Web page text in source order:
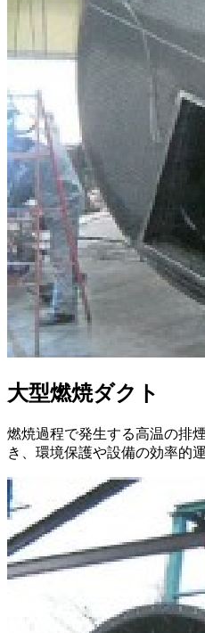
大型燃焼ダクト
燃焼過程で発生する高温の排
き、環境保護や設備の効率的